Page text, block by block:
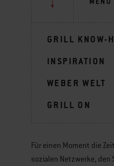
GRILL KNOW-
INSPIRATION
WEBER WELT
GRILL ON
Für einen Moment die
sozialen Netzwerke, den